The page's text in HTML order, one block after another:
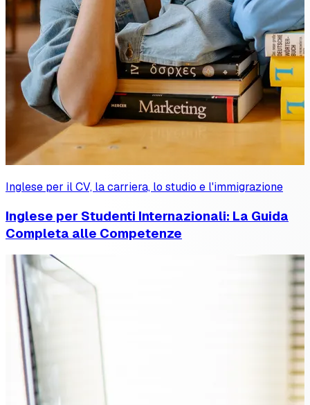
Inglese per il CV, la carriera, lo studio e l'immigrazione
Inglese per Studenti Internazionali: La Guida
Completa alle Competenze